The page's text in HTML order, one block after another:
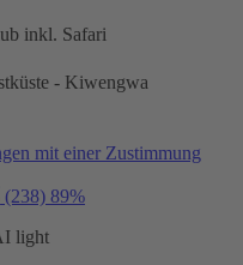
inkl. Safari
- Kiwengwa
mit einer Zustimmung
(238) 89%
light